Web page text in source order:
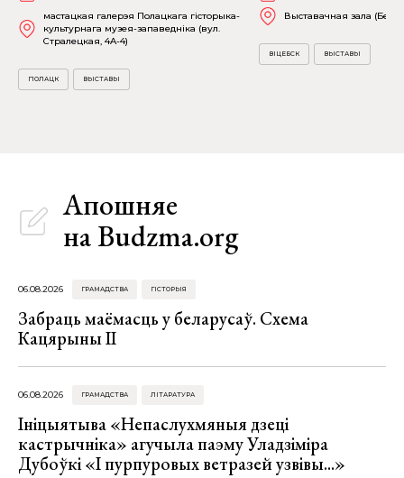
мастацкая галерэя Полацкага гісторыка-
культурнага музея-запаведніка (вул.
Стралецкая, 4A-4)
ПОЛАЦК ВЫСТАВЫ
Выставачная зала
ВІЦЕБСК ВЫСТАВЫ
Апошняе
на Budzma.org
06.08.2026 ГРАМАДСТВА ГІСТОРЫЯ
Забраць маёмасць у беларусаў. Схема
Кацярыны ІІ
06.08.2026 ГРАМАДСТВА ЛІТАРАТУРА
Ініцыятыва «Непаслухмяныя дзеці
кастрычніка» агучыла паэму Уладзіміра
Дубоўкі «І пурпуровых ветразей узвівы...»